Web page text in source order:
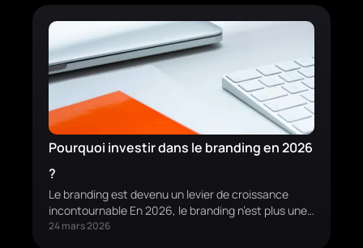
Pourquoi investir dans le branding en 2026
?
Le branding est devenu un levier de croissance
incontournable En 2026, le branding n’est plus une
simple question d’image. C’est un actif stratégiqu…
24 mars 2026